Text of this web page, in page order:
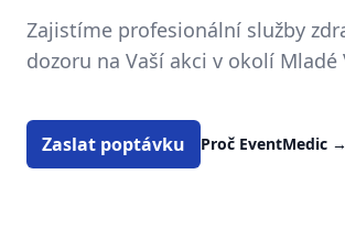
Zajistíme profesionální služby
dozoru na Vaší akci v okolí Mladé
Zaslat poptávku Proč EventMedic →